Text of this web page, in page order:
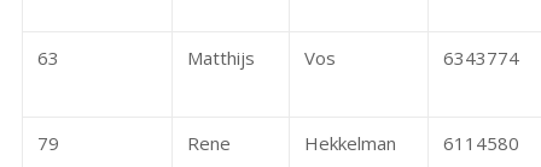
63 Matthijs Vos 6343774
79 Rene Hekkelman 6114580